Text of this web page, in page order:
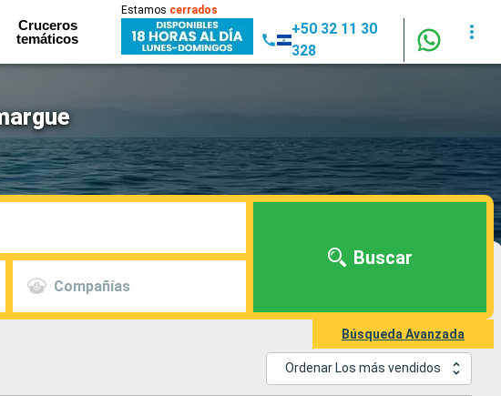
Cruceros
temáticos
Estamos cerrados
+50 32 11 30
328
Compañías
Buscar
Búsqueda Avanzada
Ordenar Los más vendidos